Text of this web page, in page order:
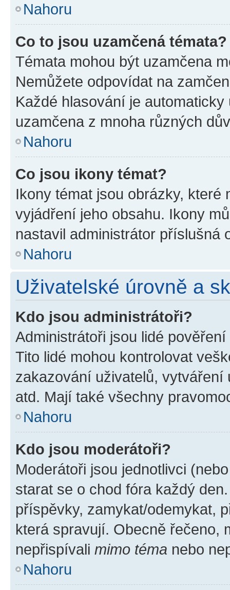
Nahoru
Co to jsou uzamčená témata?
Témata mohou být uzamčena
Nemůžete odpovídat na
Každé hlasování je
uzamčena z mnoha různých
Nahoru
Co jsou ikony témat?
Ikony témat jsou obrázky,
vyjádření jeho obsahu. Ikony
nastavil administrátor příslušná
Nahoru
Uživatelské úrovně a
Kdo jsou administrátoři?
Administrátoři jsou lidé
Tito lidé mohou kontrolovat
zakazování uživatelů,
atd. Mají také všechny
Nahoru
Kdo jsou moderátoři?
Moderátoři jsou jednotlivci
starat se o chod fóra každý
příspěvky, zamykat/odemykat,
která spravují. Obecně řečeno,
nepřispívali mimo téma nebo
Nahoru